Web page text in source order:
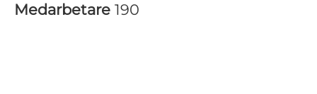
Medarbetare 190